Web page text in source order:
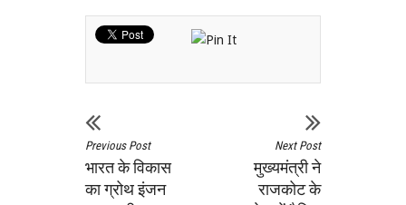
Previous Post
भारत के विकास
का ग्रोथ इंजन
Next Post
मुख्यमंत्री ने
राजकोट के